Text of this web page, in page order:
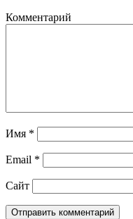
Комментарий
Имя *
Email *
Сайт